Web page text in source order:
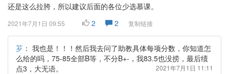
还是这么拉胯，所以建议后面的各位少选慕课。
2021年7月1日 09:55 2 2 复制链接
芕 ： 我也是！！！然后我去问了助教具体每项分数，你知道怎
么给的吗，75-85全部B等，不分B+-，我83.5也没捞，最后绩
点3，大无语。
2021年7月1日 11:11